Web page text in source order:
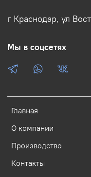
Главная
О компании
Производство
Контакты
г Краснодар, ул
Мы в соцсетях